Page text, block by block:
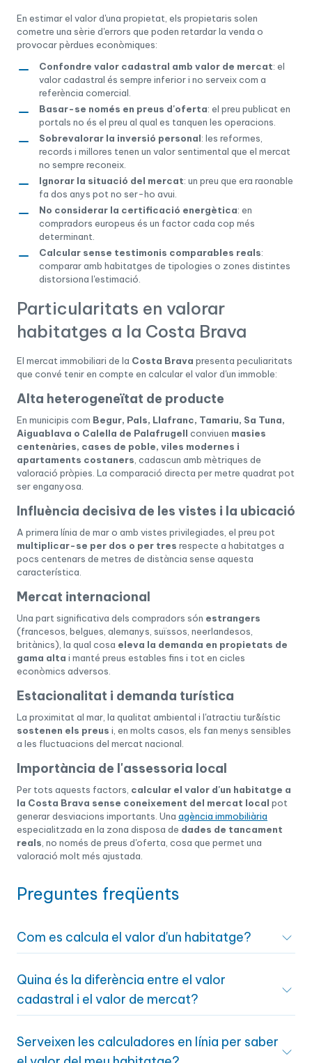
En estimar el valor d'una propietat, els propietaris solen
cometre una sèrie d'errors que poden retardar la venda o
provocar pèrdues econòmiques:
Confondre valor cadastral amb valor de mercat: el
valor cadastral és sempre inferior i no serveix com a
referència comercial.
Basar-se només en preus d'oferta: el preu publicat en
portals no és el preu al qual es tanquen les operacions.
Sobrevalorar la inversió personal: les reformes,
records i millores tenen un valor sentimental que el mercat
no sempre reconeix.
Ignorar la situació del mercat: un preu que era raonable
fa dos anys pot no ser-ho avui.
No considerar la certificació energètica: en
compradors europeus és un factor cada cop més
determinant.
Calcular sense testimonis comparables reals:
comparar amb habitatges de tipologies o zones distintes
distorsiona l'estimació.
Particularitats en valorar
habitatges a la Costa Brava
El mercat immobiliari de la Costa Brava presenta peculiaritats
que convé tenir en compte en calcular el valor d'un immoble:
Alta heterogeneïtat de producte
En municipis com Begur, Pals, Llafranc, Tamariu, Sa Tuna,
Aiguablava o Calella de Palafrugell conviuen masies
centenàries, cases de poble, viles modernes i
apartaments costaners , cadascun amb mètriques de
valoració pròpies. La comparació directa per metre quadrat pot
ser enganyosa.
Influència decisiva de les vistes i la ubicació
A primera línia de mar o amb vistes privilegiades, el preu pot
multiplicar-se per dos o per tres respecte a habitatges a
pocs centenars de metres de distància sense aquesta
característica.
Mercat internacional
Una part significativa dels compradors són estrangers
(francesos, belgues, alemanys, suïssos, neerlandesos,
britànics), la qual cosa eleva la demanda en propietats de
gama alta i manté preus estables fins i tot en cicles
econòmics adversos.
Estacionalitat i demanda turística
La proximitat al mar, la qualitat ambiental i l'atractiu tur&ístic
sostenen els preus i, en molts casos, els fan menys sensibles
a les fluctuacions del mercat nacional.
Importància de l'assessoria local
Per tots aquests factors, calcular el valor d'un habitatge a
la Costa Brava sense coneixement del mercat local pot
generar desviacions importants. Una agència immobiliària
especialitzada en la zona disposa de dades de tancament
reals , no només de preus d'oferta, cosa que permet una
valoració molt més ajustada.
Preguntes freqüents
Com es calcula el valor d'un habitatge?
superfície, ubicació, estat, qualitats, antiguitat i comparació
amb propietats similars venudes recentment. El mètode més
utilitzat és el de comparació de mercat, encara que en
operacions financeres s'exigeix una taxació oficial realitzada
Quina és la diferència entre el valor
cadastral i el valor de mercat?
Cadastre i s'utilitza per calcular impostos com l'IBI. Sol ser entre
un 30% i un 50% inferior al valor de mercat, que és el preu real al
Serveixen les calculadores en línia per saber